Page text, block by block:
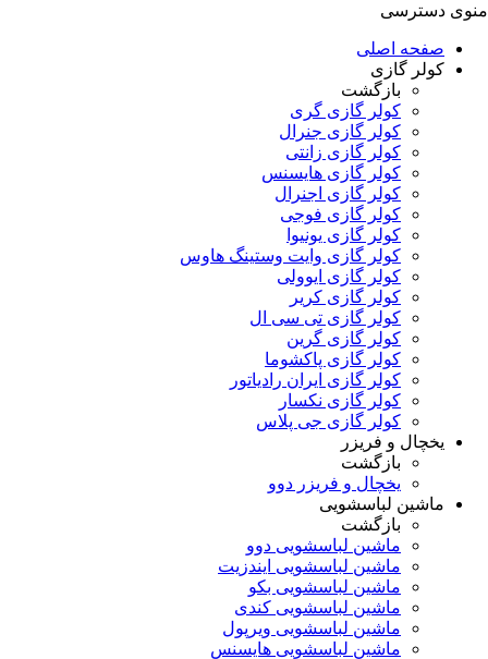
منوی دسترسی
صفحه اصلی
کولر گازی
بازگشت
کولر گازی گری
کولر گازی جنرال
کولر گازی زانتی
کولر گازی هایسنس
کولر گازی اجنرال
کولر گازی فوجی
کولر گازی یونیوا
کولر گازی وایت وستینگ هاوس
کولر گازی ایوولی
کولر گازی کریر
کولر گازی تی سی ال
کولر گازی گرین
کولر گازی پاکشوما
کولر گازی ایران رادیاتور
کولر گازی نکسار
کولر گازی جی پلاس
یخچال و فریزر
بازگشت
یخچال و فریزر دوو
ماشین لباسشویی
بازگشت
ماشین لباسشویی دوو
ماشین لباسشویی ایندزیت
ماشین لباسشویی بکو
ماشین لباسشویی کندی
ماشین لباسشویی ویرپول
ماشین لباسشویی هایسنس